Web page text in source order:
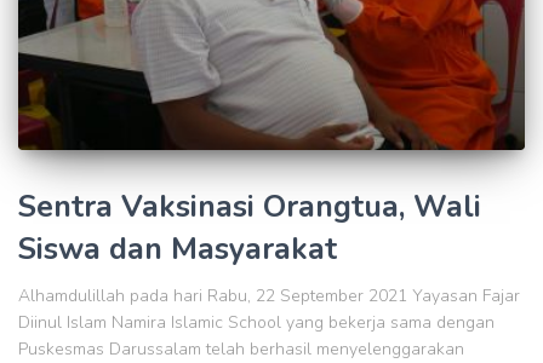
Sentra Vaksinasi Orangtua, Wali
Siswa dan Masyarakat
Alhamdulillah pada hari Rabu, 22 September 2021 Yayasan Fajar
Diinul Islam Namira Islamic School yang bekerja sama dengan
Puskesmas Darussalam telah berhasil menyelenggarakan